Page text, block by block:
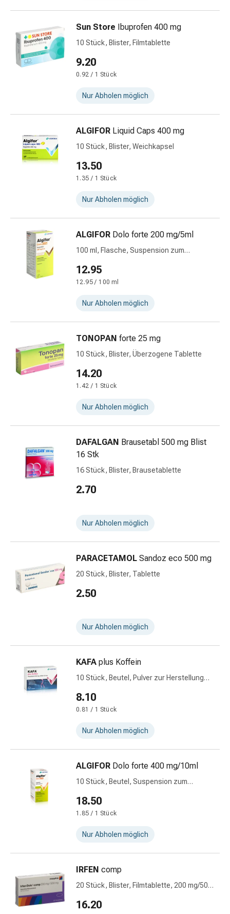
&
Hören
Ohrenpflege
Ohrenschmerzen
Augenentzündung
Augenverbände
Augenhygiene
Herz,
Herztherapie
Kompressionsstrümpfe
Kreislauf
Venen
Herznerven-
Störung
Antiallergika
Für
die
Magen
Darm
Hämorrhoiden
Magenbrennen
Übelkeit
Verdauung
Verstopfung
Hauterkrankungen
Hautpilz
Juckreiz
Warzen
Nagel
Narben,Tinkturen
&
Trockene
Spröde
Haut
Haut
&
Pickel
Fieberbläschen
Sun Store Ibuprofen 400 mg
10 Stück, Blister, Filmtablette
9.20
0.92 / 1 Stück
Nur Abholen möglich
ALGIFOR Liquid Caps 400 mg
10 Stück, Blister, Weichkapsel
13.50
1.35 / 1 Stück
Nur Abholen möglich
ALGIFOR Dolo forte 200 mg/5ml
100 ml, Flasche, Suspension zum
12.95
12.95 / 100 ml
Nur Abholen möglich
TONOPAN forte 25 mg
10 Stück, Blister, Überzogene Tablette
14.20
1.42 / 1 Stück
Nur Abholen möglich
DAFALGAN Brausetabl 500 mg Blist
16 Stk
16 Stück, Blister, Brausetablette
2.70
Nur Abholen möglich
PARACETAMOL Sandoz eco 500 mg
20 Stück, Blister, Tablette
2.50
Nur Abholen möglich
KAFA plus Koffein
10 Stück, Beutel, Pulver zur Herstellung
8.10
0.81 / 1 Stück
Nur Abholen möglich
ALGIFOR Dolo forte 400 mg/10ml
10 Stück, Beutel, Suspension zum
18.50
1.85 / 1 Stück
Nur Abholen möglich
IRFEN comp
20 Stück, Blister, Filmtablette, 200 mg/500
16.20